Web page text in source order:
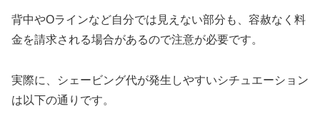
背中やOラインなど自分では見えない部分も、容赦なく料
金を請求される場合があるので注意が必要です。
実際に、シェービング代が発生しやすいシチュエーション
は以下の通りです。